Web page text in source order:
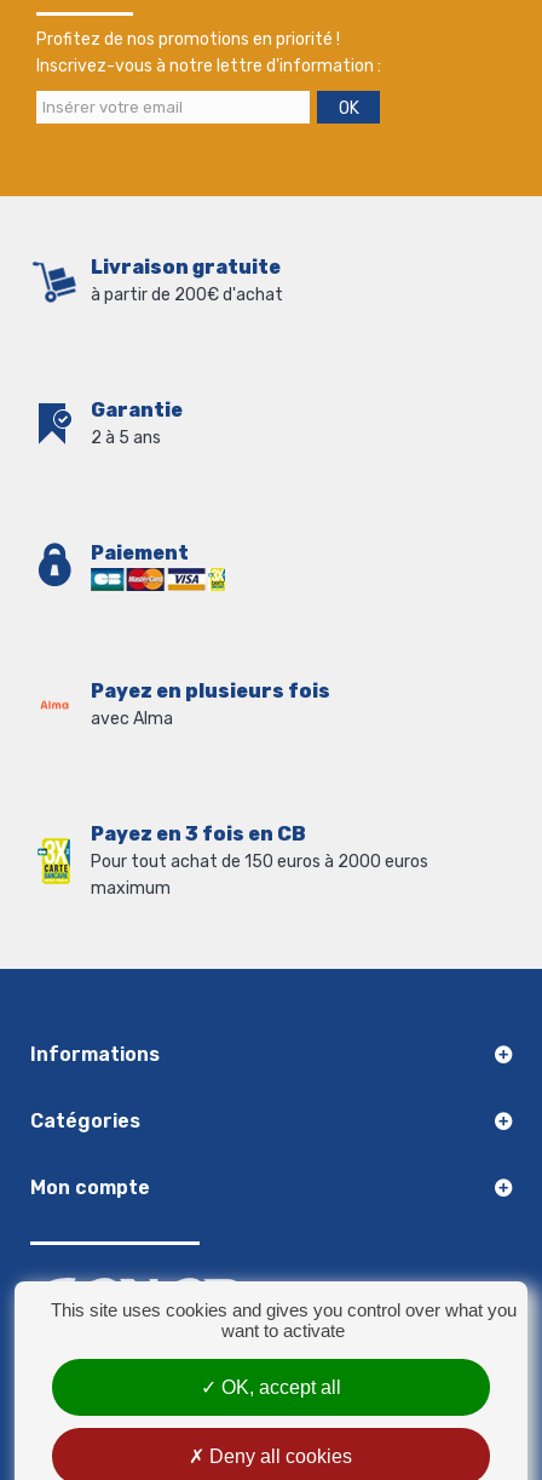
Profitez de nos promotions en priorité !
Inscrivez-vous à notre lettre d'information :
OK
Livraison gratuite
à partir de 200€ d'achat
Garantie
2 à 5 ans
Paiement
Payez en plusieurs fois
avec Alma
Payez en 3 fois en CB
Pour tout achat de 150 euros à 2000 euros
maximum
Informations
Catégories
Mon compte
8 rue Jules Verne - 59790 Ronchin
contact@sonorplus.com
Mentions légales
This site uses cookies and gives you control over what you
want to activate
OK, accept all
Deny all cookies